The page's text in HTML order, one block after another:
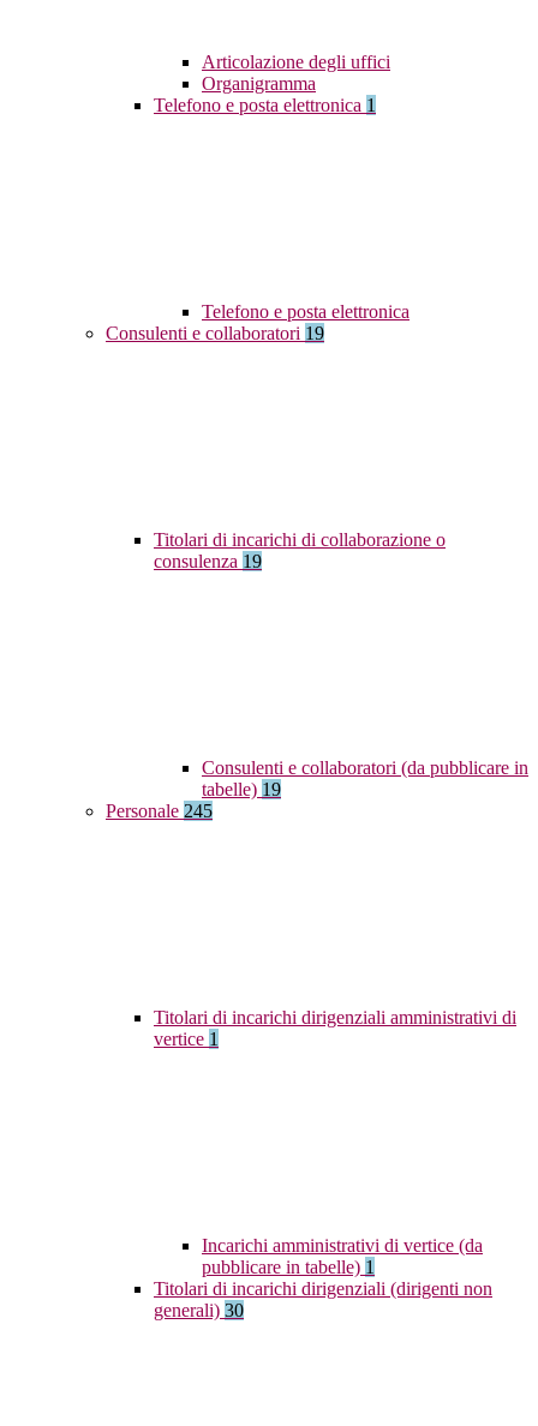
Articolazione degli uffici
Organigramma
Telefono e posta elettronica 1
Telefono e posta elettronica
Consulenti e collaboratori 19
Titolari di incarichi di collaborazione o
consulenza 19
Consulenti e collaboratori (da pubblicare in
tabelle) 19
Personale 245
Titolari di incarichi dirigenziali amministrativi di
vertice 1
Incarichi amministrativi di vertice (da
pubblicare in tabelle) 1
Titolari di incarichi dirigenziali (dirigenti non
generali) 30